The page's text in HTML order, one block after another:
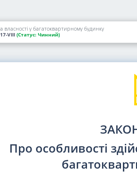
власності у багатоквартирному будинку
VIII (Статус: Чинний)
Про особливості